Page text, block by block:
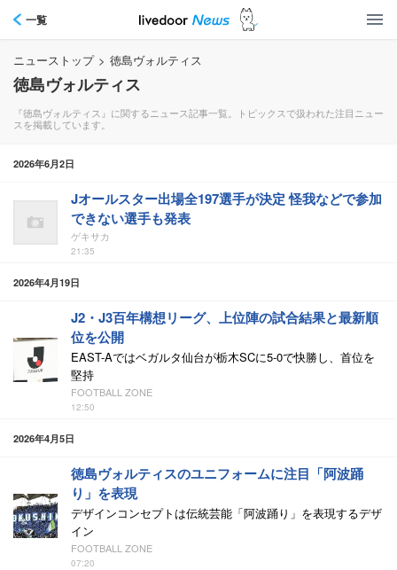
一覧
ニューストップ > 徳島ヴォルティス
徳島ヴォルティス
『徳島ヴォルティス』に関するニュース記事一覧。トピックスで扱われた注目ニュー
スを掲載しています。
2026年6月2日
Jオールスター出場全197選手が決定 怪我などで参加
できない選手も発表
ゲキサカ
21:35
2026年4月19日
J2・J3百年構想リーグ、上位陣の試合結果と最新順
位を公開
EAST-Aではベガルタ仙台が栃木SCに5-0で快勝し、首位を
堅持
FOOTBALL ZONE
12:50
2026年4月5日
徳島ヴォルティスのユニフォームに注目「阿波踊
り」を表現
デザインコンセプトは伝統芸能「阿波踊り」を表現するデザ
イン
FOOTBALL ZONE
07:20